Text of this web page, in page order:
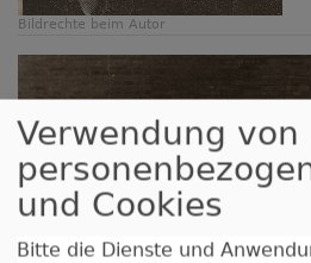
Bildrechte beim Autor
Verwendung von
und Cookies
Bitte die Dienste und